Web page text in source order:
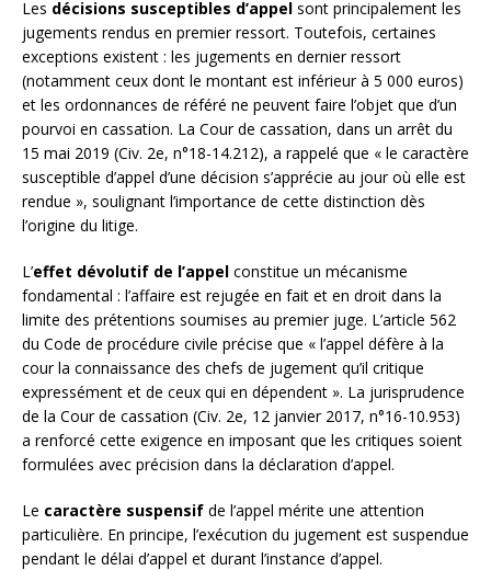
Les décisions susceptibles d’appel sont principalement les
jugements rendus en premier ressort. Toutefois, certaines
exceptions existent : les jugements en dernier ressort
(notamment ceux dont le montant est inférieur à 5 000 euros)
et les ordonnances de référé ne peuvent faire l’objet que d’un
pourvoi en cassation. La Cour de cassation, dans un arrêt du
15 mai 2019 (Civ. 2e, n°18-14.212), a rappelé que « le caractère
susceptible d’appel d’une décision s’apprécie au jour où elle est
rendue », soulignant l’importance de cette distinction dès
l’origine du litige.
L’effet dévolutif de l’appel constitue un mécanisme
fondamental : l’affaire est rejugée en fait et en droit dans la
limite des prétentions soumises au premier juge. L’article 562
du Code de procédure civile précise que « l’appel défère à la
cour la connaissance des chefs de jugement qu’il critique
expressément et de ceux qui en dépendent ». La jurisprudence
de la Cour de cassation (Civ. 2e, 12 janvier 2017, n°16-10.953)
a renforcé cette exigence en imposant que les critiques soient
formulées avec précision dans la déclaration d’appel.
Le caractère suspensif de l’appel mérite une attention
particulière. En principe, l’exécution du jugement est suspendue
pendant le délai d’appel et durant l’instance d’appel.